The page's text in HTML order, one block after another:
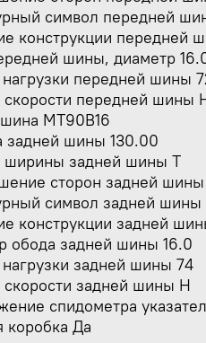
символ передней
конструкции передней
шины, диаметр
передней шины
передней шины
MT90B16
шины 130.00
ширины задней шины T
сторон задней
символ задней шины
конструкции задней
обода задней шины 16.0
задней шины 74
задней шины H
спидометра
коробка Да